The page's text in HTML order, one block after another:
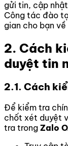
gửi tin, cập
Công tác đào
gian cho bạn về
2. Cách
duyệt tin
2.1. Cách
Để kiểm tra
chốt xét duyệt
tra trong Zalo